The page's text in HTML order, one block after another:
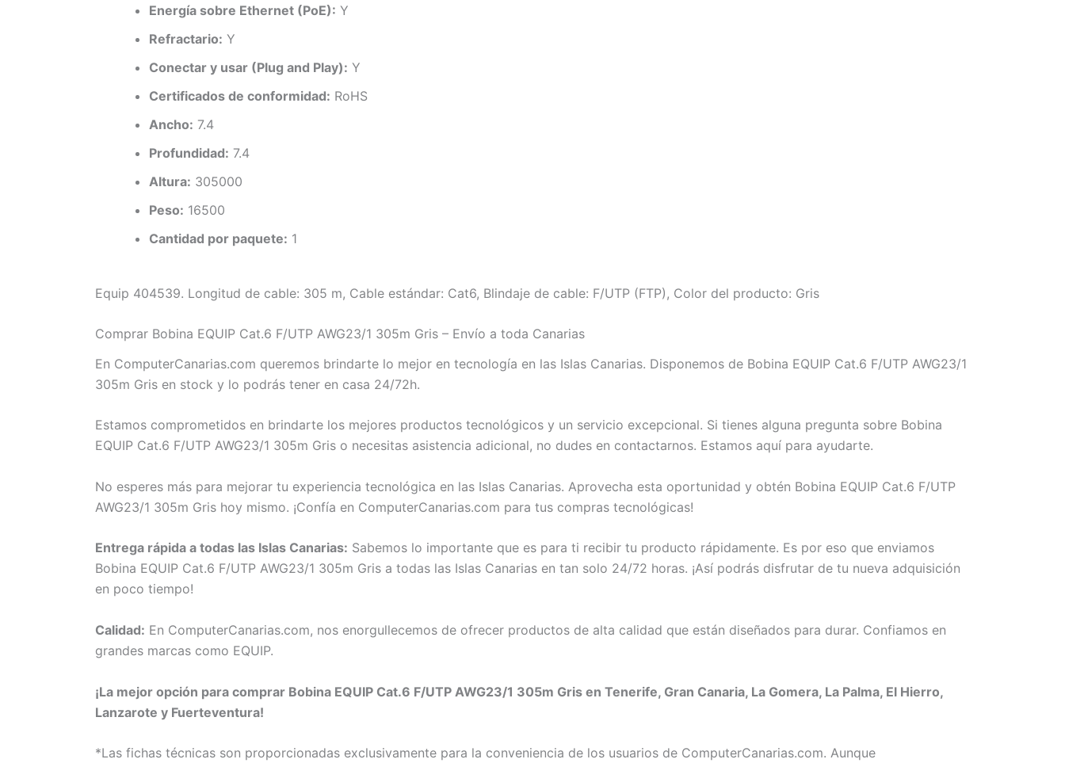
Energía sobre Ethernet (PoE): Y
Refractario: Y
Conectar y usar (Plug and Play): Y
Certificados de conformidad: RoHS
Ancho: 7.4
Profundidad: 7.4
Altura: 305000
Peso: 16500
Cantidad por paquete: 1
Equip 404539. Longitud de cable: 305 m, Cable estándar: Cat6, Blindaje de cable: F/UTP (FTP), Color del producto: Gris
Comprar Bobina EQUIP Cat.6 F/UTP AWG23/1 305m Gris – Envío a toda Canarias
En ComputerCanarias.com queremos brindarte lo mejor en tecnología en las Islas Canarias. Disponemos de Bobina EQUIP Cat.6 F/UTP AWG23/1
305m Gris en stock y lo podrás tener en casa 24/72h.
Estamos comprometidos en brindarte los mejores productos tecnológicos y un servicio excepcional. Si tienes alguna pregunta sobre Bobina
EQUIP Cat.6 F/UTP AWG23/1 305m Gris o necesitas asistencia adicional, no dudes en contactarnos. Estamos aquí para ayudarte.
No esperes más para mejorar tu experiencia tecnológica en las Islas Canarias. Aprovecha esta oportunidad y obtén Bobina EQUIP Cat.6 F/UTP
AWG23/1 305m Gris hoy mismo. ¡Confía en ComputerCanarias.com para tus compras tecnológicas!
Entrega rápida a todas las Islas Canarias: Sabemos lo importante que es para ti recibir tu producto rápidamente. Es por eso que enviamos
Bobina EQUIP Cat.6 F/UTP AWG23/1 305m Gris a todas las Islas Canarias en tan solo 24/72 horas. ¡Así podrás disfrutar de tu nueva adquisición
en poco tiempo!
Calidad: En ComputerCanarias.com, nos enorgullecemos de ofrecer productos de alta calidad que están diseñados para durar. Confiamos en
grandes marcas como EQUIP.
¡La mejor opción para comprar Bobina EQUIP Cat.6 F/UTP AWG23/1 305m Gris en Tenerife, Gran Canaria, La Gomera, La Palma, El Hierro,
Lanzarote y Fuerteventura!
*Las fichas técnicas son proporcionadas exclusivamente para la conveniencia de los usuarios de ComputerCanarias.com. Aunque